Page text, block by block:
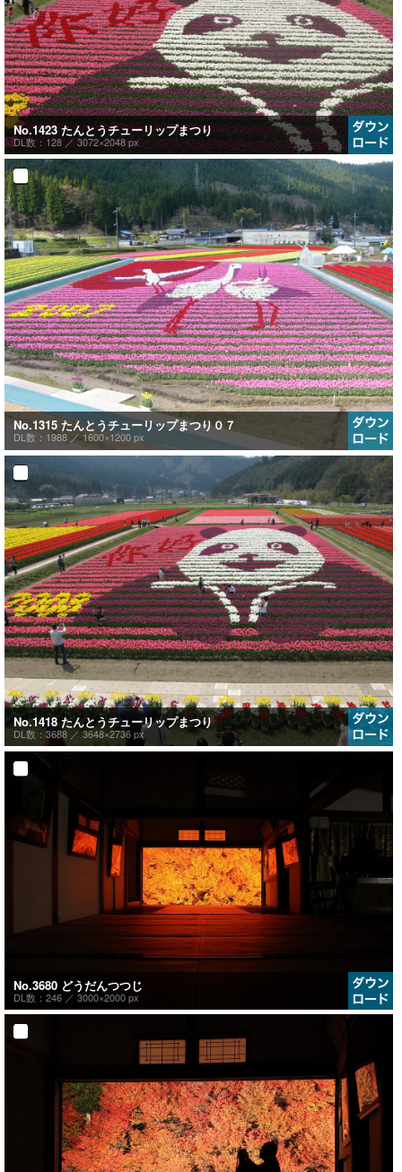
No.1423 たんとうチューリップまつり
DL数：128 ／ 3072×2048 px
No.1315 たんとうチューリップまつり０７
DL数：1988 ／1600×1200 px
No.1418 たんとうチューリップまつり
DL数：3688 ／3648×2736 px
No.3680 どうだんつつじ
DL数：246 ／ 3000×2000 px